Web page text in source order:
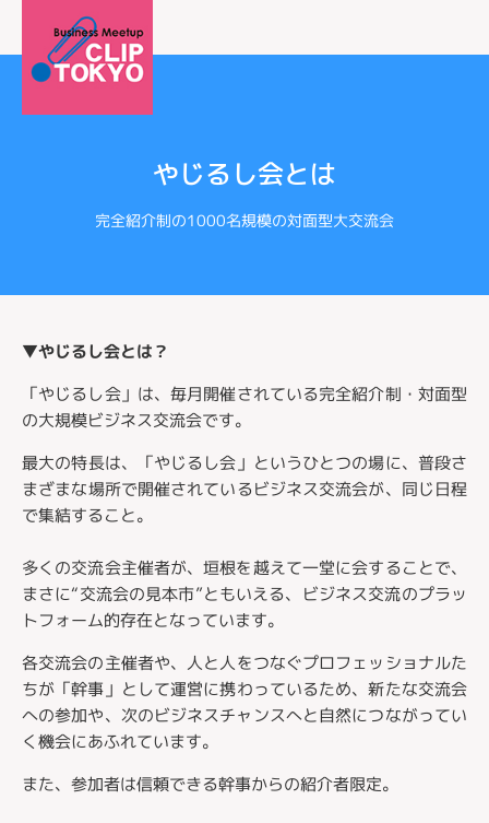
やじるし会とは
完全紹介制の1000名規模の対面型大交流会
▼やじるし会とは？
「やじるし会」は、毎月開催されている完全紹介制・対面型
の大規模ビジネス交流会です。
最大の特長は、「やじるし会」というひとつの場に、普段さ
まざまな場所で開催されているビジネス交流会が、同じ日程
で集結すること。
多くの交流会主催者が、垣根を越えて一堂に会することで、
まさに“交流会の見本市”ともいえる、ビジネス交流のプラッ
トフォーム的存在となっています。
各交流会の主催者や、人と人をつなぐプロフェッショナルた
ちが「幹事」として運営に携わっているため、新たな交流会
への参加や、次のビジネスチャンスへと自然につながってい
く機会にあふれています。
また、参加者は信頼できる幹事からの紹介者限定。